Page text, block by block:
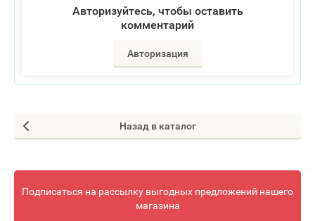
Авторизуйтесь, чтобы оставить
комментарий
Авторизация
Назад в каталог
Подписаться на рассылку выгодных предложений нашего
магазина